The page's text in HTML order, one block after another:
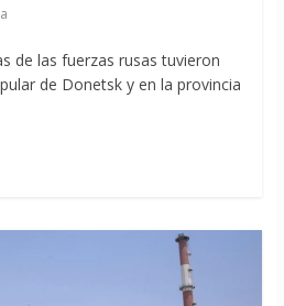
de las fuerzas rusas tuvieron
de Donetsk y en la provincia